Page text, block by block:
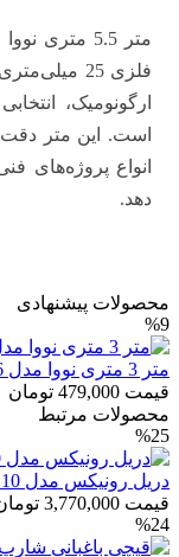
فلزی 25
ارگونومیک،
است. این متر دقت،
انواع پروژه‌های
دهد.
محصولات پیشنهادی
%9
متر 3 متری نووا مدل NTT-3016
قیمت 479,000 تومان
محصولات مرتبط
%25
دریل رونیکس مدل 2110
قیمت 3,770,000
%24